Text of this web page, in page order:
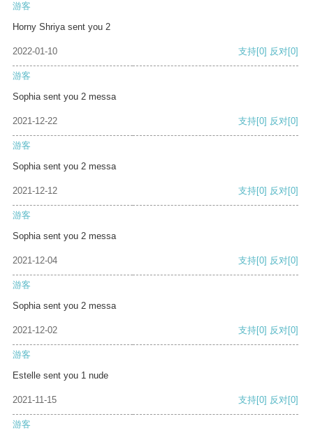
游客
Horny Shriya sent you 2
2022-01-10 支持[0] 反对[0]
游客
Sophia sent you 2 messa
2021-12-22 支持[0] 反对[0]
游客
Sophia sent you 2 messa
2021-12-12 支持[0] 反对[0]
游客
Sophia sent you 2 messa
2021-12-04 支持[0] 反对[0]
游客
Sophia sent you 2 messa
2021-12-02 支持[0] 反对[0]
游客
Estelle sent you 1 nude
2021-11-15 支持[0] 反对[0]
游客